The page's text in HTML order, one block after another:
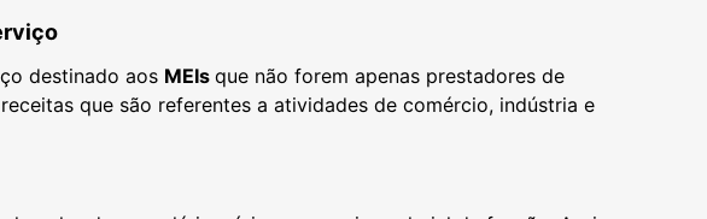
destinado aos MEIs que não forem apenas prestadores de
que são referentes a atividades de comércio, indústria e